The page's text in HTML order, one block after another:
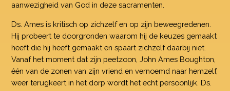
aanwezigheid van God in deze sacramenten.
Ds. Ames is kritisch op zichzelf en op zijn beweegredenen.
Hij probeert te doorgronden waarom hij de keuzes gemaakt
heeft die hij heeft gemaakt en spaart zichzelf daarbij niet.
Vanaf het moment dat zijn peetzoon, John Ames Boughton,
één van de zonen van zijn vriend en vernoemd naar hemzelf,
weer terugkeert in het dorp wordt het echt persoonlijk. Ds.